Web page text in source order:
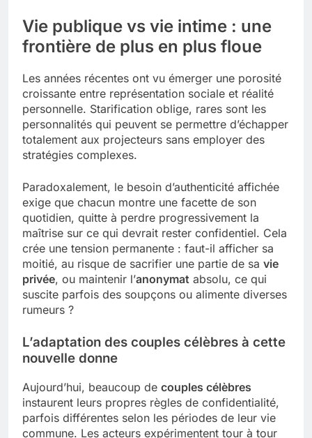
Vie publique vs vie intime : une
frontière de plus en plus floue
Les années récentes ont vu émerger une porosité
croissante entre représentation sociale et réalité
personnelle. Starification oblige, rares sont les
personnalités qui peuvent se permettre d’échapper
totalement aux projecteurs sans employer des
stratégies complexes.
Paradoxalement, le besoin d’authenticité affichée
exige que chacun montre une facette de son
quotidien, quitte à perdre progressivement la
maîtrise sur ce qui devrait rester confidentiel. Cela
crée une tension permanente : faut-il afficher sa
moitié, au risque de sacrifier une partie de sa vie
privée, ou maintenir l’anonymat absolu, ce qui
suscite parfois des soupçons ou alimente diverses
rumeurs ?
L’adaptation des couples célèbres à cette
nouvelle donne
Aujourd’hui, beaucoup de couples célèbres
instaurent leurs propres règles de confidentialité,
parfois différentes selon les périodes de leur vie
commune. Les acteurs expérimentent tour à tour